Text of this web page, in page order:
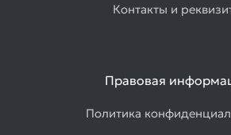
Контакты и
Правовая
Политика